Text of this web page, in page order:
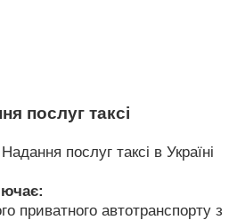
послуг таксі
послуг таксі в Україні
приватного автотранспорту з